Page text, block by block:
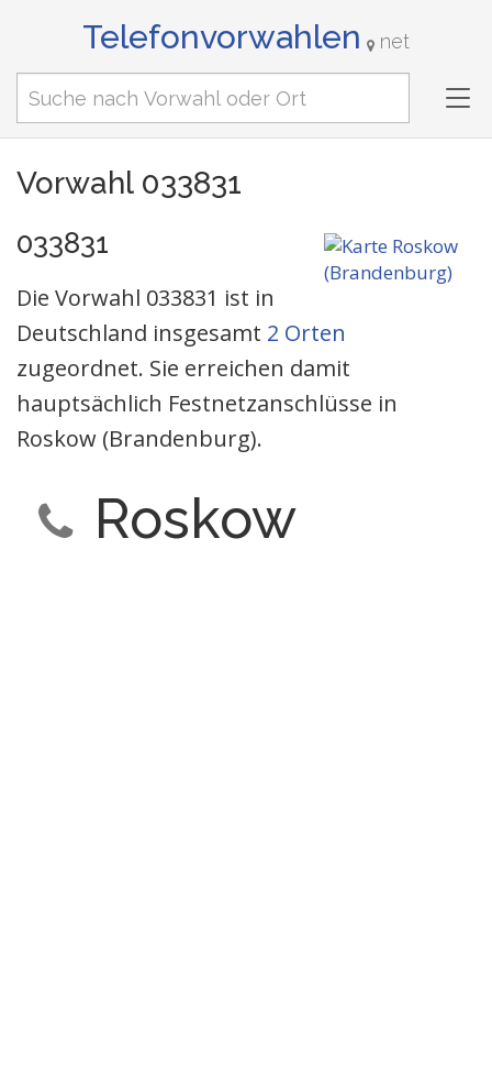
Telefonvorwahlen net
Vorwahl 033831
033831
Die Vorwahl 033831 ist in
Deutschland insgesamt 2 Orten
zugeordnet. Sie erreichen damit
hauptsächlich Festnetzanschlüsse in
Roskow (Brandenburg).
Roskow